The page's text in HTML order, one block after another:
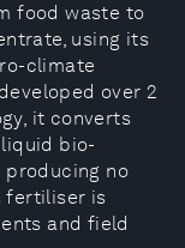
food waste to
using its
climate
over 2
it converts
bio-
no
fertiliser is
and field